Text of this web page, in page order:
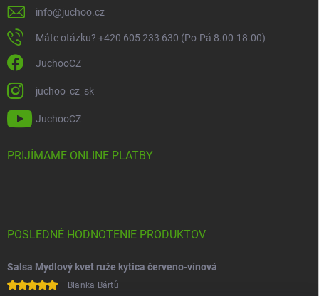
info@juchoo.cz
Máte otázku? +420 605 233 630 (Po-Pá 8.00-18.00)
JuchooCZ
juchoo_cz_sk
JuchooCZ
PRIJÍMAME ONLINE PLATBY
POSLEDNÉ HODNOTENIE PRODUKTOV
Salsa Mydlový kvet ruže kytica červeno-vínová
Blanka Bártů